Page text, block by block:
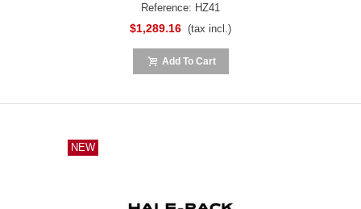
Reference: HZ41
$1,289.16 (tax incl.)
Add To Cart
NEW